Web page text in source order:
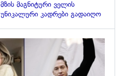
მზის მაგნიტური ველის
უნიკალური კადრები გადაიღო